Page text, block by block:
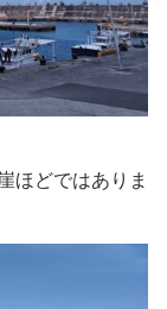
ほどではありま